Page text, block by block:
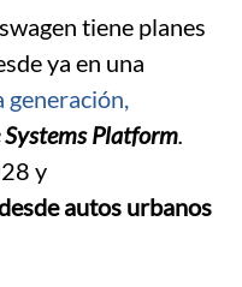
tiene planes
ya en una
generación,
Systems Platform.
y
autos urbanos